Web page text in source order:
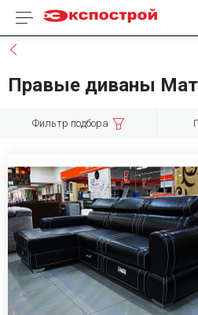
Каталог товаров
Правые диваны
Фильтр подбора